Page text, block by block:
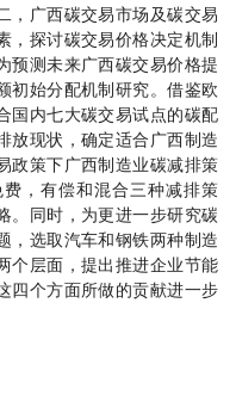
，广西碳交易市场及碳交易
，探讨碳交易价格决定机制
预测未来广西碳交易价格提
初始分配机制研究。借鉴欧
国内七大碳交易试点的碳配
放现状，确定适合广西制造
政策下广西制造业碳减排策
，有偿和混合三种减排策
。同时，为更进一步研究碳
，选取汽车和钢铁两种制造
个层面，提出推进企业节能
四个方面所做的贡献进一步